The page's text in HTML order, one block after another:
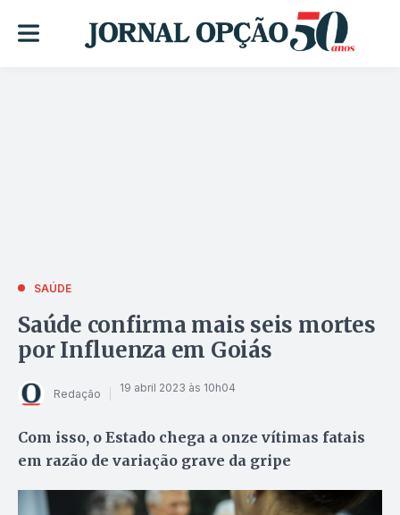
SAÚDE
Saúde confirma mais seis mortes
por Influenza em Goiás
Redação 19 abril 2023 às 10h04
Com isso, o Estado chega a onze vítimas fatais
em razão de variação grave da gripe